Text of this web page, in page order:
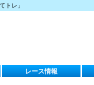
トレ」
レース情報